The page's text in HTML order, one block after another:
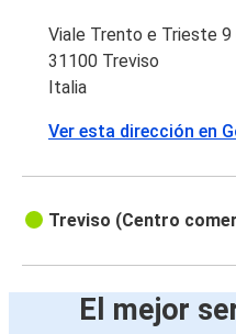
Viale Trento e Trieste 9
31100 Treviso
Italia
Ver esta dirección en
Treviso (Centro
El mejor